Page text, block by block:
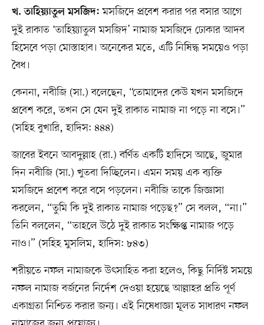
খ. তাহিয়্যাতুল মসজিদ: মসজিদে প্রবেশ করার পর বসার আগে
দুই রাকাত ‘তাহিয়্যাতুল মসজিদ’ নামাজ মসজিদে ঢোকার আদব
হিসেবে পড়া মোস্তাহাব। অনেকের মতে, এটি নিষিদ্ধ সময়েও পড়া
বৈধ।
কেননা, নবীজি (সা.) বলেছেন, “তোমাদের কেউ যখন মসজিদে
প্রবেশ করে, তখন সে যেন দুই রাকাত নামাজ না পড়ে না বসে।”
(সহিহ বুখারি, হাদিস: ৪৪৪)
জাবের ইবনে আবদুল্লাহ (রা.) বর্ণিত একটি হাদিসে আছে, জুমার
দিন নবীজি (সা.) খুতবা দিচ্ছিলেন। এমন সময় এক ব্যক্তি
মসজিদে প্রবেশ করে বসে পড়লেন। নবীজি তাকে জিজ্ঞাসা
করলেন, “তুমি কি দুই রাকাত নামাজ পড়েছ?” সে বলল, “না।”
তিনি বললেন, “তাহলে উঠে দুই রাকাত সংক্ষিপ্ত নামাজ পড়ে
নাও।” (সহিহ মুসলিম, হাদিস: ৮৪৩)
শরীয়তে নফল নামাজকে উৎসাহিত করা হলেও, কিছু নির্দিষ্ট সময়ে
নফল নামাজ বর্জনের নির্দেশ দেওয়া হয়েছে আল্লাহর প্রতি পূর্ণ
একাগ্রতা নিশ্চিত করার জন্য। এই নিষেধাজ্ঞা মূলত সাধারণ নফল